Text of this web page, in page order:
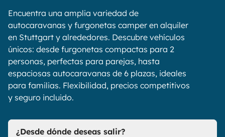
Encuentra una amplia variedad de
autocaravanas y furgonetas camper en alquiler
en Stuttgart y alrededores. Descubre vehículos
únicos: desde furgonetas compactas para 2
personas, perfectas para parejas, hasta
espaciosas autocaravanas de 6 plazas, ideales
para familias. Flexibilidad, precios competitivos
y seguro incluido.
¿Desde dónde deseas salir?